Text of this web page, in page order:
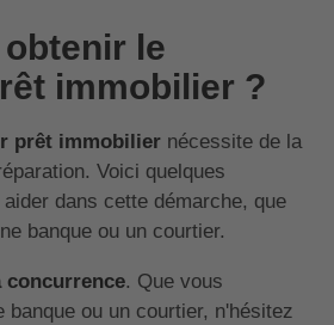
le
immobilier ?
prêt immobiliernécessite de la
Voici quelques
dans cette démarche, que
banque ou un courtier.
concurrence. Que vous
banque ou un courtier, n'hésitez